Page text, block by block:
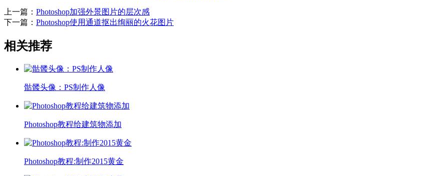
上一篇： Photoshop加强外景图片的层次感
下一篇： Photoshop使用通道抠出绚丽的火花图片
相关推荐
骷髅头像：PS制作人像
Photoshop教程给建筑物添加
Photoshop教程:制作2015黄金